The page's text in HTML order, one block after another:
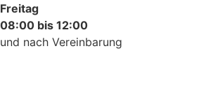
Freitag
08:00 bis 12:00
und nach Vereinbarung